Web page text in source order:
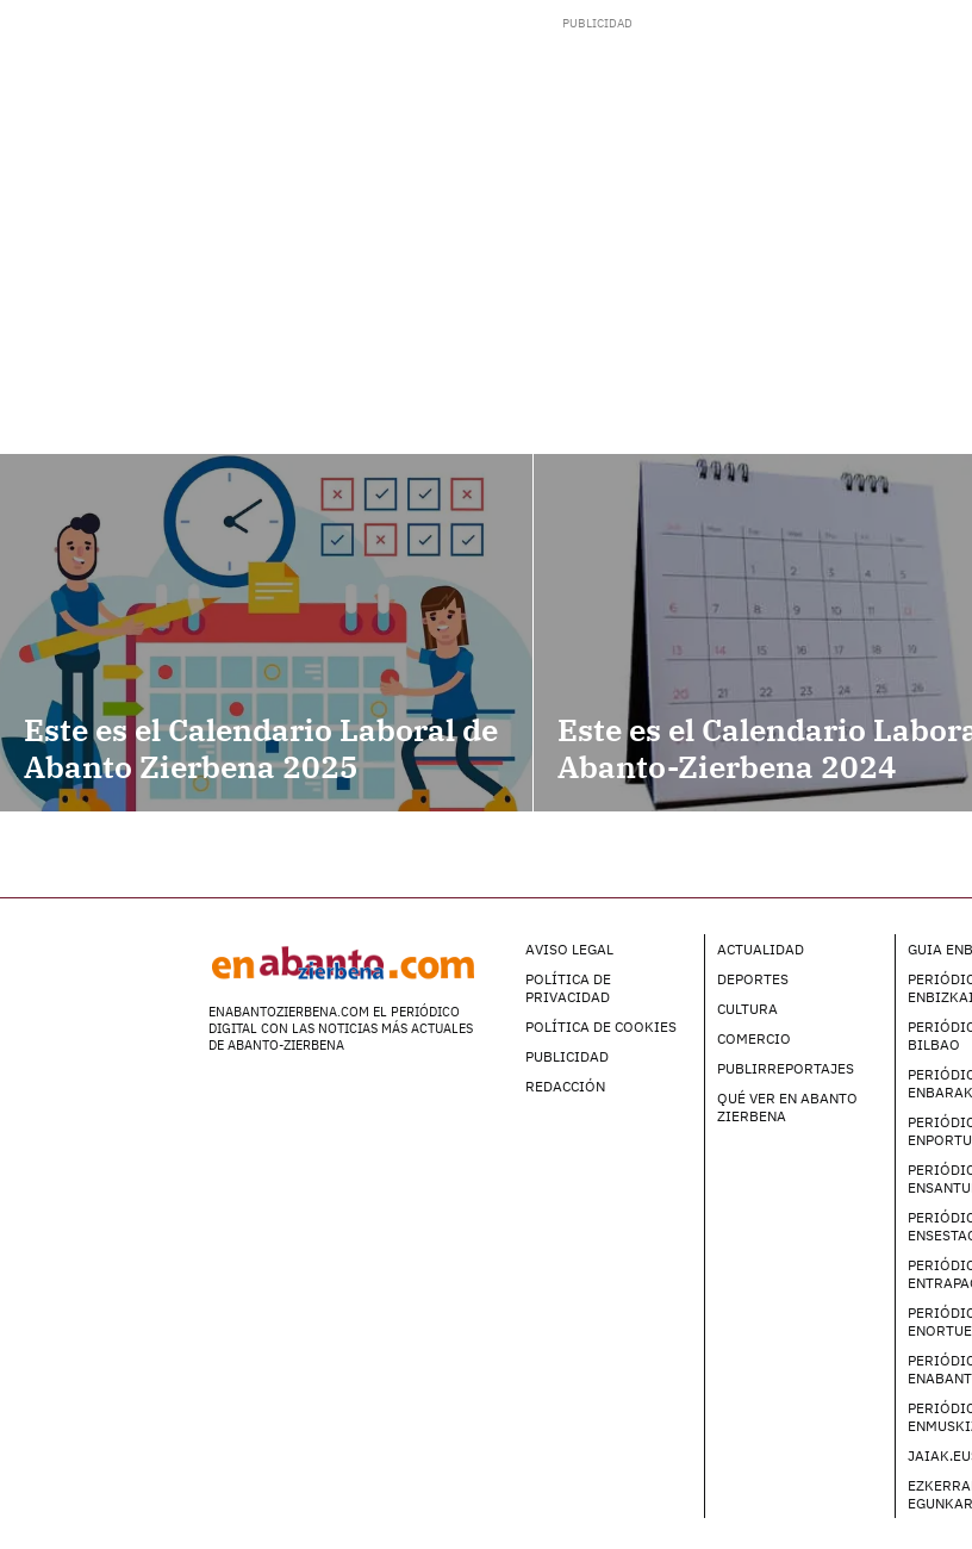
Este es el Calendario Laboral de
Abanto Zierbena 2025
Este es el Calendario
Abanto-Zierbena 2024
ENABANTOZIERBENA.COM EL PERIÓDICO
DIGITAL CON LAS NOTICIAS MÁS ACTUALES
DE ABANTO-ZIERBENA
AVISO LEGAL
POLÍTICA DE
PRIVACIDAD
POLÍTICA DE COOKIES
PUBLICIDAD
REDACCIÓN
ACTUALIDAD
DEPORTES
CULTURA
COMERCIO
PUBLIRREPORTAJES
QUÉ VER EN ABANTO
ZIERBENA
GUIA
BILBAO